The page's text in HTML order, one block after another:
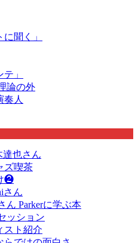
聞く」
」
論の外
奏人
達也さん
ズ喫茶
❷
さん
ん Parkerに学ぶ本
ッション
スト紹介